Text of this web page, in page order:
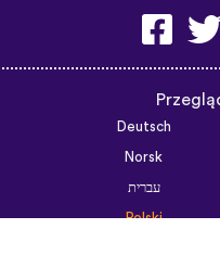
Deutsch
Norsk
עברית
Polski